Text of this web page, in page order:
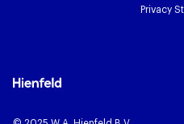
Privacy